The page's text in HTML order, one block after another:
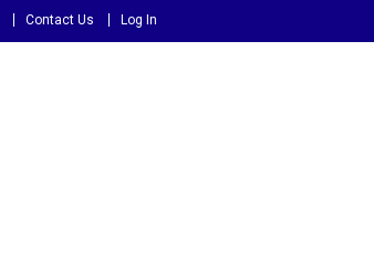
Contact Us Log In